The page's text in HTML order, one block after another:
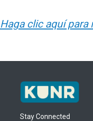
Haga clic aquí para
Stay Connected